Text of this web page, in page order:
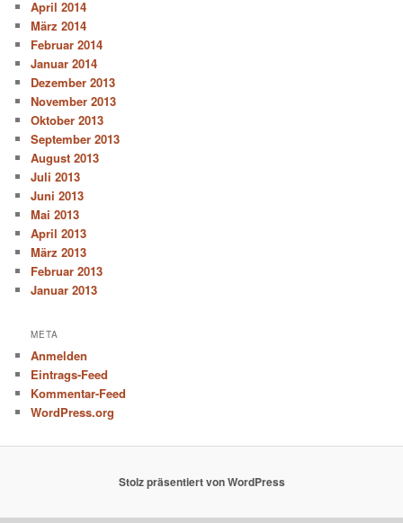
April 2014
März 2014
Februar 2014
Januar 2014
Dezember 2013
November 2013
Oktober 2013
September 2013
August 2013
Juli 2013
Juni 2013
Mai 2013
April 2013
März 2013
Februar 2013
Januar 2013
META
Anmelden
Eintrags-Feed
Kommentar-Feed
WordPress.org
Stolz präsentiert von WordPress